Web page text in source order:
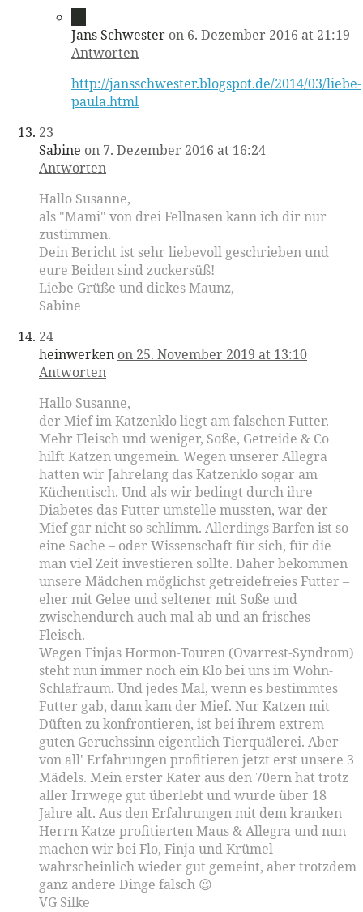
Jans Schwester on 6. Dezember 2016 at 21:19
Antworten
http://jansschwester.blogspot.de/2014/03/liebe-
paula.html
23
Sabine on 7. Dezember 2016 at 16:24
Antworten
Hallo Susanne,
als "Mami" von drei Fellnasen kann ich dir nur
zustimmen.
Dein Bericht ist sehr liebevoll geschrieben und
eure Beiden sind zuckersüß!
Liebe Grüße und dickes Maunz,
Sabine
24
heinwerken on 25. November 2019 at 13:10
Antworten
Hallo Susanne,
der Mief im Katzenklo liegt am falschen Futter.
Mehr Fleisch und weniger, Soße, Getreide & Co
hilft Katzen ungemein. Wegen unserer Allegra
hatten wir Jahrelang das Katzenklo sogar am
Küchentisch. Und als wir bedingt durch ihre
Diabetes das Futter umstelle mussten, war der
Mief gar nicht so schlimm. Allerdings Barfen ist so
eine Sache – oder Wissenschaft für sich, für die
man viel Zeit investieren sollte. Daher bekommen
unsere Mädchen möglichst getreidefreies Futter –
eher mit Gelee und seltener mit Soße und
zwischendurch auch mal ab und an frisches
Fleisch.
Wegen Finjas Hormon-Touren (Ovarrest-Syndrom)
steht nun immer noch ein Klo bei uns im Wohn-
Schlafraum. Und jedes Mal, wenn es bestimmtes
Futter gab, dann kam der Mief. Nur Katzen mit
Düften zu konfrontieren, ist bei ihrem extrem
guten Geruchssinn eigentlich Tierquälerei. Aber
von all' Erfahrungen profitieren jetzt erst unsere 3
Mädels. Mein erster Kater aus den 70ern hat trotz
aller Irrwege gut überlebt und wurde über 18
Jahre alt. Aus den Erfahrungen mit dem kranken
Herrn Katze profitierten Maus & Allegra und nun
machen wir bei Flo, Finja und Krümel
wahrscheinlich wieder gut gemeint, aber trotzdem
ganz andere Dinge falsch 😉
VG Silke